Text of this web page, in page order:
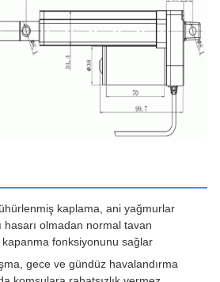
kaplama, ani yağmurlar
hasarı olmadan normal tavan
kapanma fonksiyonunu sağlar
gece ve gündüz havalandırma